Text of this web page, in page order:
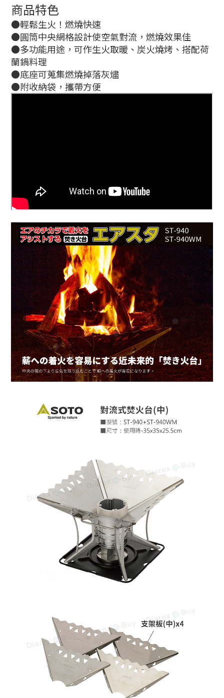
商品特色
●輕鬆生火！燃燒快速
●圓筒中央網格設計使空氣對流，燃燒效果佳
●多功能用途，可作生火取暖、炭火燒烤、搭配荷
蘭鍋料理
●底座可蒐集燃燒掉落灰燼
●附收納袋，攜帶方便